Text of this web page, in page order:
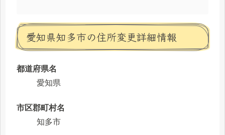
愛知県知多市の住所変更詳細情報
都道府県名
愛知県
市区郡町村名
知多市